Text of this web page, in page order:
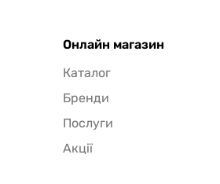
Онлайн магазин
Каталог
Бренди
Послуги
Акції